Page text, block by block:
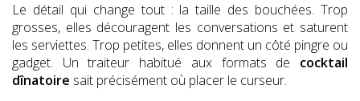
Le détail qui change tout : la taille des bouchées. Trop
grosses, elles découragent les conversations et saturent
les serviettes. Trop petites, elles donnent un côté pingre ou
gadget. Un traiteur habitué aux formats de cocktail
dînatoire sait précisément où placer le curseur.